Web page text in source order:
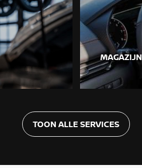
MAGAZIJN
TOON ALLE SERVICES